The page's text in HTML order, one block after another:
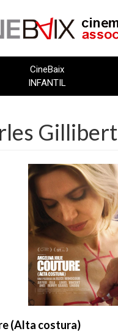
CineBaix
INFANTIL
Gillibert
(Alta costura)